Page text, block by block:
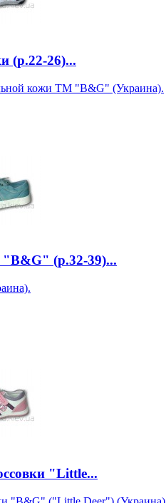
(р.22-26)...
кожи ТМ "B&G" (Украина).
(р.32-39)...
"Little...